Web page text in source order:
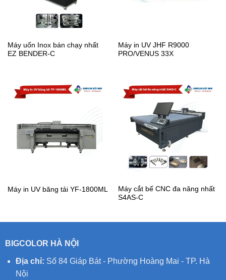
Máy uốn Inox bán chạy nhất
EZ BENDER-C
Máy in UV JHF R9000
PRO/VENUS 33X
Máy in UV băng tải YF-1800ML
Máy cắt bế CNC đa năng nhất
S4AS-C
BIGCOLOR HÀ NỘI
Địa chỉ: Số 84 Giáp Bát - Phường Hoàng Mai - TP. Hà
Nội